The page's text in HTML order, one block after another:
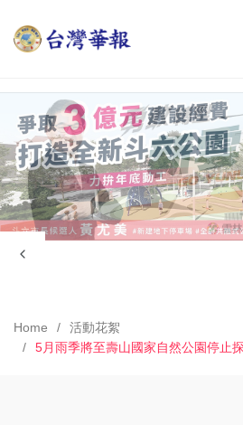
Home
活動花絮
5月雨季將至壽山國家自然公園停止